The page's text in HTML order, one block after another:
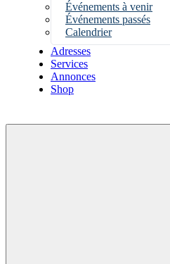
Événements à venir
Événements passés
Calendrier
Adresses
Services
Annonces
Shop